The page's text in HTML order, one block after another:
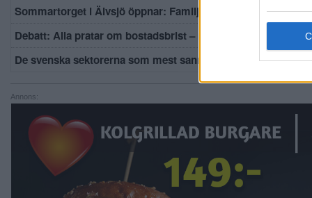
Sommartorget i Älvsjö öppnar: Familjärt
Debatt: Alla pratar om bostadsbrist – men lägenheterna står
De svenska sektorerna som mest sannolikt kommer att
Annons: